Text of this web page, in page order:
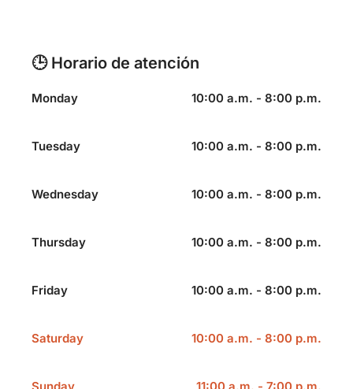
🕒 Horario de atención
Monday 10:00 a.m. - 8:00 p.m.
Tuesday 10:00 a.m. - 8:00 p.m.
Wednesday 10:00 a.m. - 8:00 p.m.
Thursday 10:00 a.m. - 8:00 p.m.
Friday 10:00 a.m. - 8:00 p.m.
Saturday 10:00 a.m. - 8:00 p.m.